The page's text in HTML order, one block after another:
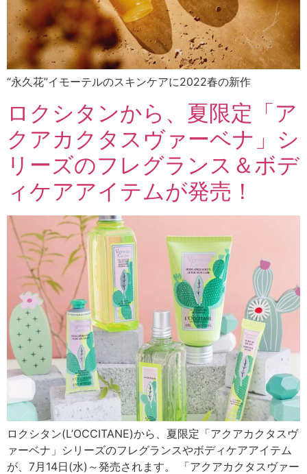
“永久花”イモーテルのスキンケアに2022春の新作
ロクシタンから、夏限定「ア
クアカクタスヴァーベナ」シ
リーズのフレグランス＆ボデ
ィケアアイテムが発売！
ロクシタン(L’OCCITANE)から、夏限定「アクアカクタスヴ
ァーベナ」シリーズのフレグランスやボディケアアイテム
が、7月14日(水)～発売されます。 「アクアカクタスヴァー